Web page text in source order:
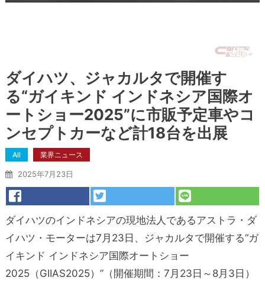
ダイハツ、ジャカルタで開催す
る“ガイキンド インドネシア国際オ
ートショー2025”に市販予定車やコ
ンセプトカーなど計18台を出展
All 業界ニュース
2025年7月23日
ダイハツのインドネシアの現地法人であるアストラ・ダ
イハツ・モーターは7月23日、ジャカルタで開催する“ガ
イキンド インドネシア国際オートショー
2025（GIIAS2025）”（開催期間：7月23日～8月3日）